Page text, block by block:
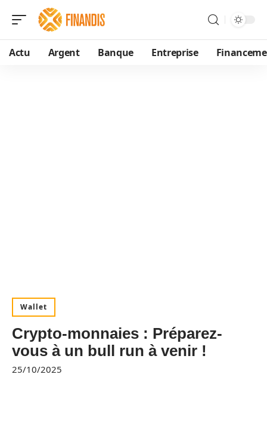
Actu Argent Banque Entreprise
Wallet
Crypto-monnaies : Préparez-
vous à un bull run à venir !
25/10/2025